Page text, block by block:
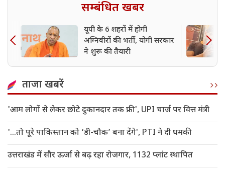
सम्बंधित खबर
यूपी के 6 शहरों में होगी
अग्निवीरों की भर्ती, योगी सरकार
ने शुरू की तैयारी
ताजा खबरें
'आम लोगों से लेकर छोटे दुकानदार तक फ्री', UPI चार्ज पर वित्त मंत्री
'...तो पूरे पाकिस्तान को ‘डी-चौक’ बना देंगे', PTI ने दी धमकी
उत्तराखंड में सौर ऊर्जा से बढ़ रहा रोजगार, 1132 प्लांट स्थापित